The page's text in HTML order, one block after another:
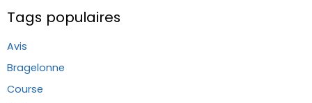
Tags populaires
Avis
Bragelonne
Course